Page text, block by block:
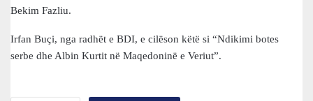
Bekim Fazliu.
Irfan Buçi, nga radhët e BDI, e cilëson këtë si “Ndikimi botes
serbe dhe Albin Kurtit në Maqedoninë e Veriut”.